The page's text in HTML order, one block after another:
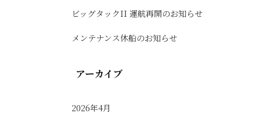
ビッグタックII 運航再開のお知らせ
メンテナンス休船のお知らせ
アーカイブ
2026年4月